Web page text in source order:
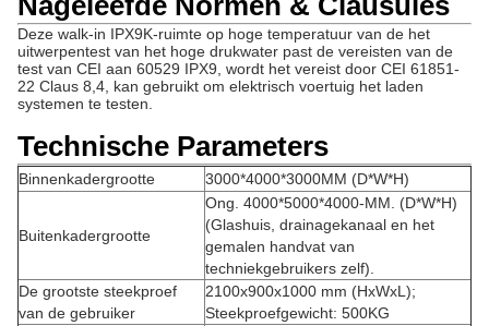
Deze walk-in IPX9K-ruimte op hoge temperatuur van de het
uitwerpentest van het hoge drukwater past de vereisten van de
test van CEI aan 60529 IPX9, wordt het vereist door CEI 61851-
22 Claus 8,4, kan gebruikt om elektrisch voertuig het laden
systemen te testen.
Technische Parameters
Binnenkadergrootte 3000*4000*3000MM (D*W*H)
Buitenkadergrootte
Ong. 4000*5000*4000-MM. (D*W*H)
(Glashuis, drainagekanaal en het
gemalen handvat van
techniekgebruikers zelf).
De grootste steekproef
van de gebruiker
2100x900x1000 mm (HxWxL);
Steekproefgewicht: 500KG